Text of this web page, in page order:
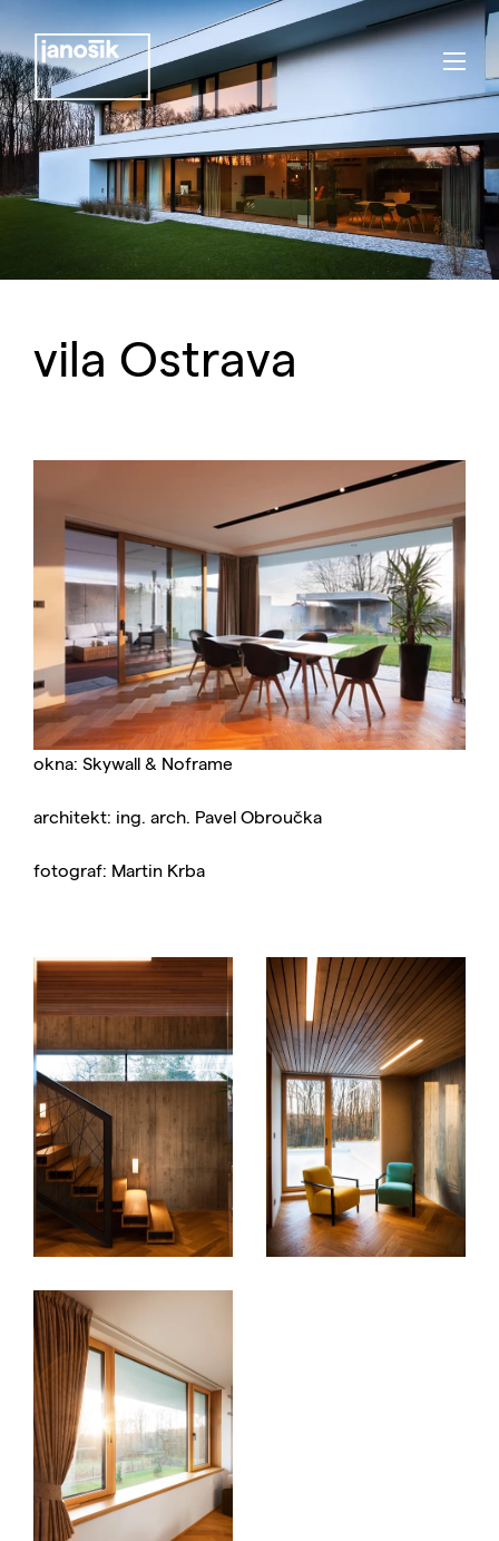
vila Ostrava
okna: Skywall & Noframe
architekt: ing. arch. Pavel Obroučka
fotograf: Martin Krba